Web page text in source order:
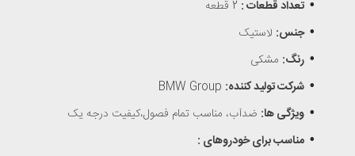
تعداد قطعات : 2 قطعه
جنس: لاستیک
رنگ: مشکی
شرکت تولید کننده: BMW Group
ویژگی ها: ضدآب، مناسب تمام فصول،کیفیت درجه یک
مناسب برای خودروهای :